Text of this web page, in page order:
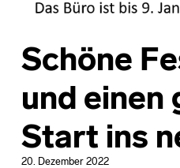
Schöne
und einen
Start ins
20. Dezember 2022